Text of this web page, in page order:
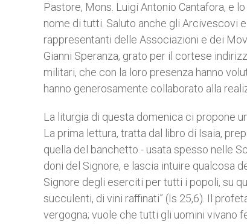
Pastore, Mons. Luigi Antonio Cantafora, e
nome di tutti. Saluto anche gli Arcivescovi
rappresentanti delle Associazioni e dei
Gianni Speranza, grato per il cortese
militari, che con la loro presenza hanno
hanno generosamente collaborato alla
La liturgia di questa domenica ci propone
La prima lettura, tratta dal libro di Isaia,
quella del banchetto - usata spesso nelle
doni del Signore, e lascia intuire qualcosa
Signore degli eserciti per tutti i popoli, su
succulenti, di vini raffinati” (Is 25,6). Il
vergogna; vuole che tutti gli uomini vivano